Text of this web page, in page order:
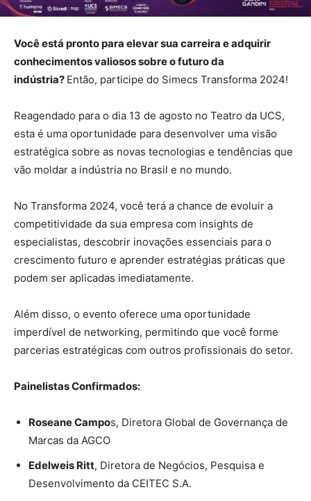
Você está pronto para elevar sua carreira e adquirir
conhecimentos valiosos sobre o futuro da
indústria? Então, participe do Simecs Transforma 2024!
Reagendado para o dia 13 de agosto no Teatro da UCS,
esta é uma oportunidade para desenvolver uma visão
estratégica sobre as novas tecnologias e tendências que
vão moldar a indústria no Brasil e no mundo.
No Transforma 2024, você terá a chance de evoluir a
competitividade da sua empresa com insights de
especialistas, descobrir inovações essenciais para o
crescimento futuro e aprender estratégias práticas que
podem ser aplicadas imediatamente.
Além disso, o evento oferece uma oportunidade
imperdível de networking, permitindo que você forme
parcerias estratégicas com outros profissionais do setor.
Painelistas Confirmados:
Roseane Campos, Diretora Global de Governança de
Marcas da AGCO
Edelweis Ritt, Diretora de Negócios, Pesquisa e
Desenvolvimento da CEITEC S.A.